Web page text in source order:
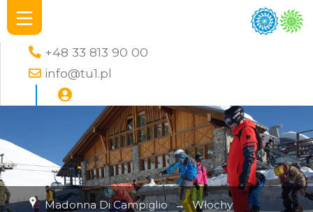
+48 33 813 90 00
info@tu1.pl
Madonna Di Campiglio → Włochy